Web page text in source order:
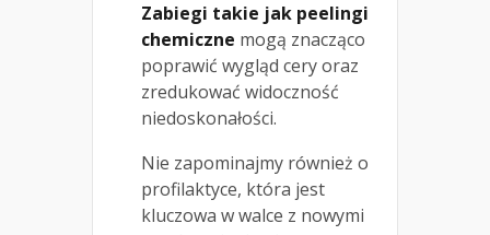
Zabiegi takie jak peelingi
chemiczne mogą znacząco
poprawić wygląd cery oraz
zredukować widoczność
niedoskonałości.
Nie zapominajmy również o
profilaktyce, która jest
kluczowa w walce z nowymi